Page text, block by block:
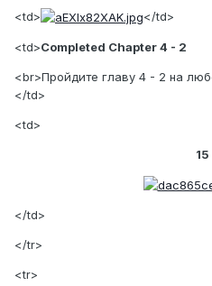
<td> </td>
<td>Completed Chapter 4 - 2
<br>Пройдите главу 4 - 2 на
</td>
<td>
15
</td>
</tr>
<tr>